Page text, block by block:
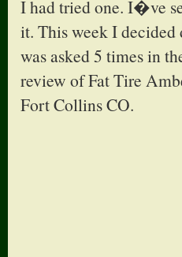
I had tried one. I�ve
it. This week I
was asked 5 times in
review of Fat Tire
Fort Collins CO.